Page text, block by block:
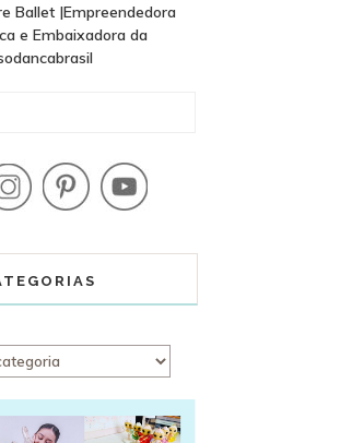
Ballet |Empreendedora
e Embaixadora da